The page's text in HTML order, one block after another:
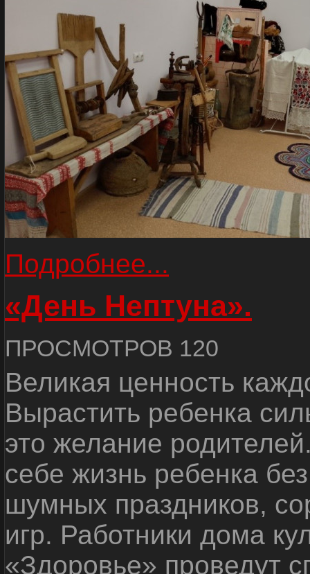
Подробнее...
«День Нептуна».
ПРОСМОТРОВ 120
Великая ценность
Вырастить ребенка
это желание
себе жизнь ребенка
шумных праздников,
игр. Работники дома
«Здоровье» проведут